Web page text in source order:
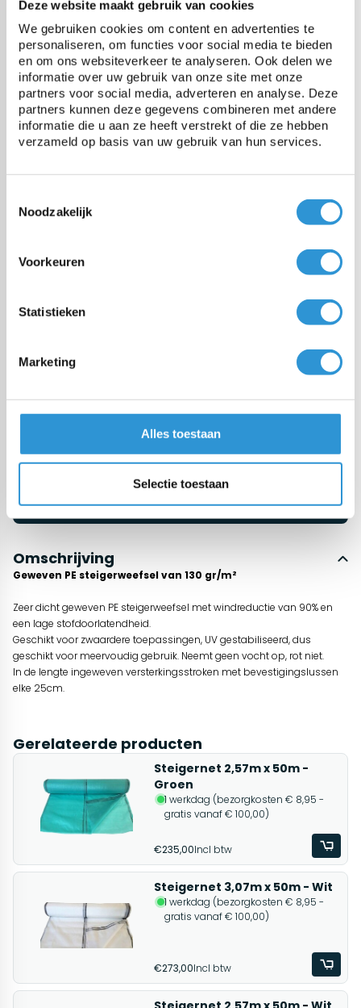
Deze website maakt gebruik van cookies
We gebruiken cookies om content en advertenties te
personaliseren, om functies voor social media te bieden
en om ons websiteverkeer te analyseren. Ook delen we
informatie over uw gebruik van onze site met onze
partners voor social media, adverteren en analyse. Deze
partners kunnen deze gegevens combineren met andere
informatie die u aan ze heeft verstrekt of die ze hebben
verzameld op basis van uw gebruik van hun services.
Noodzakelijk
Voorkeuren
Statistieken
Marketing
Alles toestaan
Selectie toestaan
UV gestabiliseerd ja, 300 Kly
Temperatuurbestendigheid -40 tot +80°C
Windreductie 90%
Schaduwfactor wit 48%
Schaduwfactor groen
Afwerking
bevestigingslussen (om
Vragen over dit product:
Omschrijving
Geweven PE steigerweefsel van 130 gr/m²
Zeer dicht geweven PE steigerweefsel met windreductie van 90% en
een lage stofdoorlatendheid.
Geschikt voor zwaardere toepassingen, UV gestabiliseerd, dus
geschikt voor meervoudig gebruik. Neemt geen vocht op, rot niet.
In de lengte ingeweven versterkingsstroken met bevestigingslussen
elke 25cm.
Gerelateerde producten
Steigernet 2,57m x 50m -
Groen
1 werkdag (bezorgkosten € 8,95 -
gratis vanaf € 100,00)
€235,00Incl btw
Steigernet 3,07m x 50m - Wit
1 werkdag (bezorgkosten € 8,95 -
gratis vanaf € 100,00)
€273,00Incl btw